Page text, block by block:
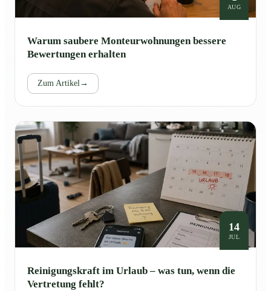
AUG
Warum saubere Monteurwohnungen bessere
Bewertungen erhalten
Zum Artikel→
14
JUL
Reinigungskraft im Urlaub – was tun, wenn die
Vertretung fehlt?